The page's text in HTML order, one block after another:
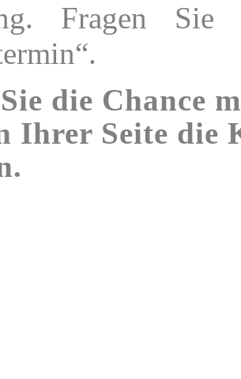
Fragen Sie
die Chance
Ihrer Seite die